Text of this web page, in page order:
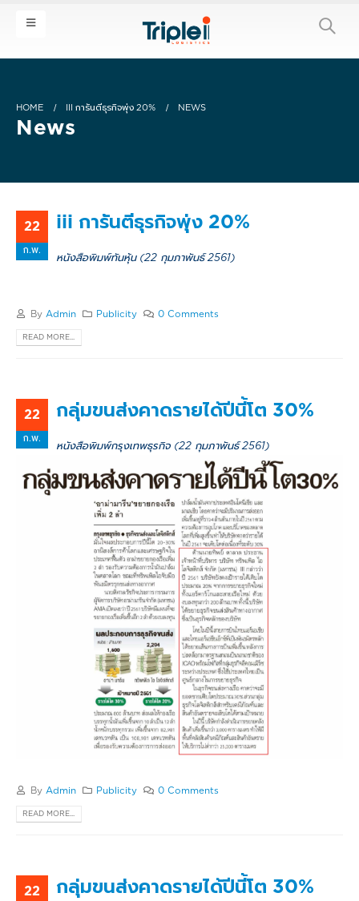
HOME III การันตีธุรกิจพุ่ง 20% NEWS
News
22
ก.พ.
iii การันตีธุรกิจพุ่ง 20%
หนังสือพิมพ์ทันหุ้น (22 กุมภาพันธ์ 2561)
By Admin Publicity 0 Comments
READ MORE...
22
ก.พ.
กลุ่มขนส่งคาดรายได้ปีนี้โต 30%
หนังสือพิมพ์กรุงเทพธุรกิจ (22 กุมภาพันธ์ 2561)
By Admin Publicity 0 Comments
READ MORE...
22 กลุ่มขนส่งคาดรายได้ปีนี้โต 30%